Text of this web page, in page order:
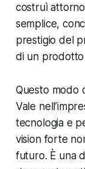
costruì
semplice,
prestigio del
di un prodotto
Questo modo
Vale
tecnologia e
vision forte
futuro. È una